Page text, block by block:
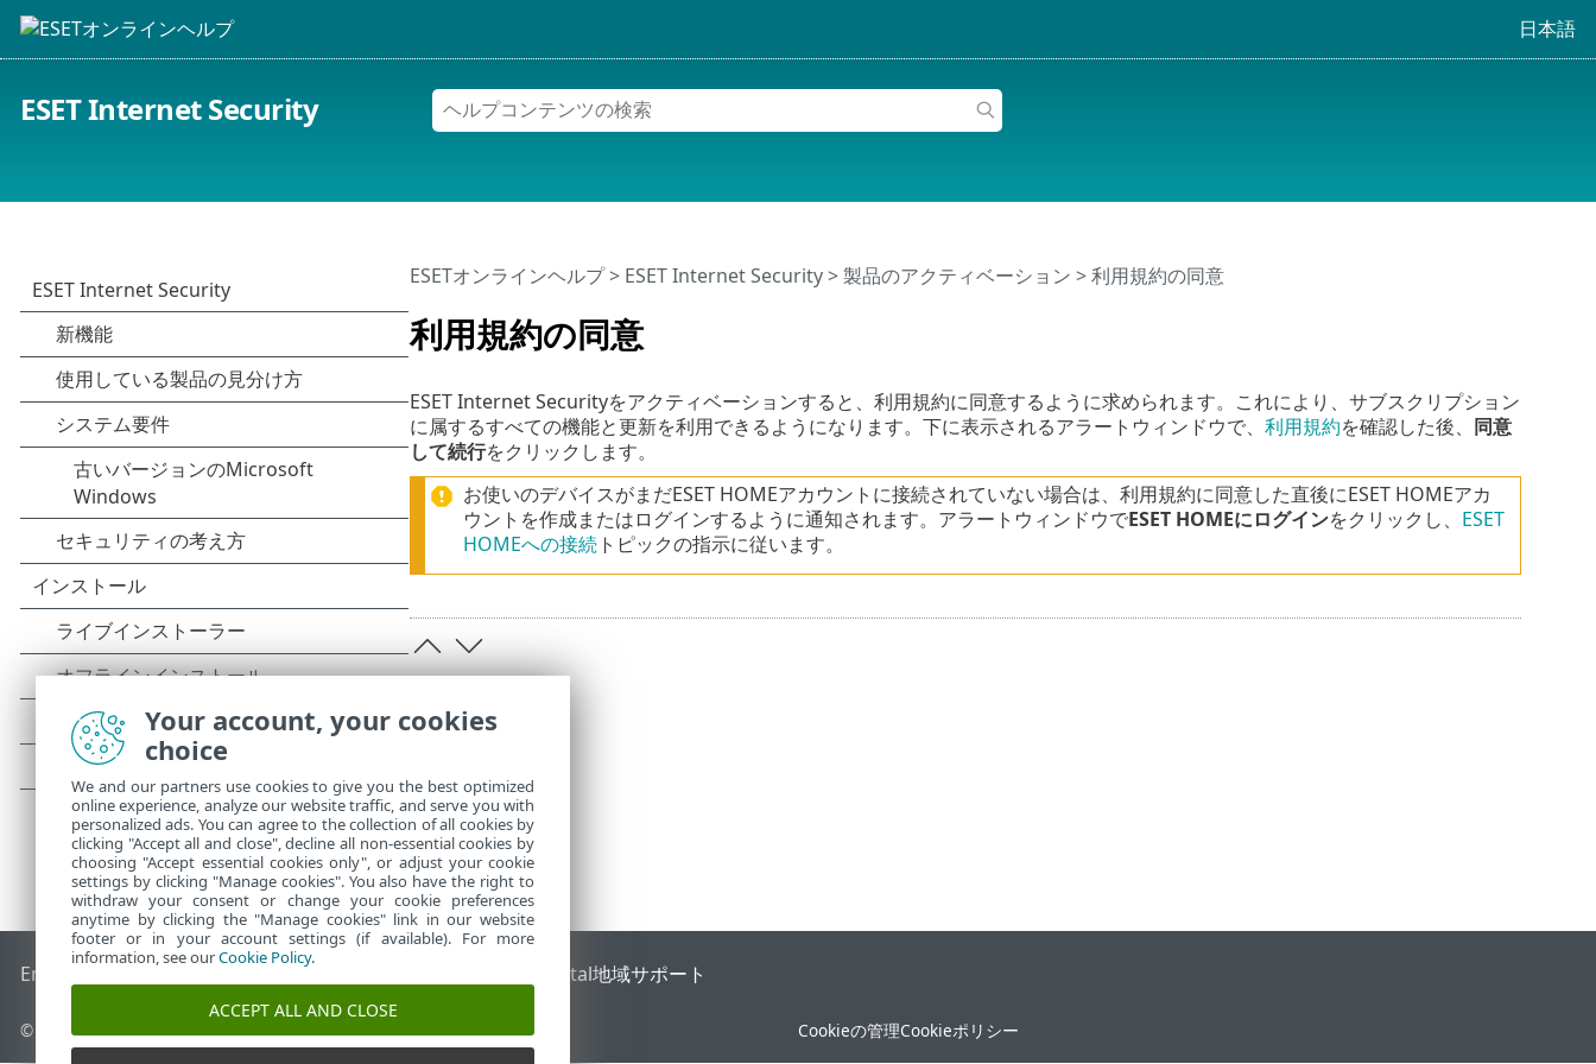
日本語
ESET Internet Security
利用規約の同意
ESETオンラインヘルプ> ESET Internet Security>製品のアクティベーション > 利用規約の同意
ESET Internet Securityをアクティベーションすると、利用規約に同意するように求められます。これにより、サブスクリプション
に属するすべての機能と更新を利用できるようになります。下に表示されるアラートウィンドウで、 利用規約を確認した後、 同意
して続行をクリックします。
お使いのデバイスがまだESET HOMEアカウントに接続されていない場合は、利用規約に同意した直後にESET HOMEアカ
ウントを作成またはログインするように通知されます。アラートウィンドウでESET HOMEにログインをクリックし、 ESET
HOMEへの接続トピックの指示に従います。
End of Life ESETナレッジベース ESETフォーラム ESET Status Portal地域サポート
© 1992 - 2025 ESET, spol. s r.o. - All rights reserved. Cookieの管理Cookieポリシー
Your account, your cookies
choice
We and our partners use cookies to give you the best optimized
online experience, analyze our website traffic, and serve you with
personalized ads. You can agree to the collection of all cookies by
clicking "Accept all and close", decline all non-essential cookies by
choosing "Accept essential cookies only", or adjust your cookie
settings by clicking "Manage cookies". You also have the right to
withdraw your consent or change your cookie preferences
anytime by clicking the "Manage cookies" link in our website
footer or in your account settings (if available). For more
information, see ourCookie Policy.
ACCEPT ALL AND CLOSE